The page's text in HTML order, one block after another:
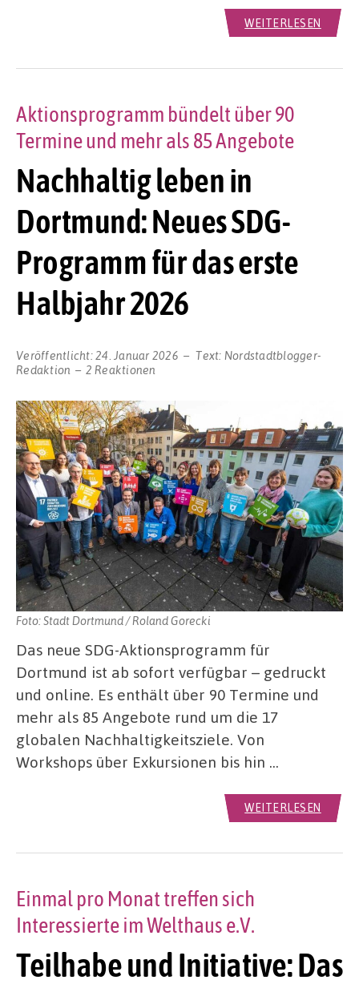
WEITERLESEN
Nachhaltig leben in
Dortmund: Neues SDG-
Programm für das erste
Halbjahr 2026
Aktionsprogramm bündelt über 90
Termine und mehr als 85 Angebote
Veröffentlicht:24. Januar 2026 Text: Nordstadtblogger-
Redaktion
2 Reaktionen
Foto: Stadt Dortmund / Roland Gorecki
Das neue SDG-Aktionsprogramm für
Dortmund ist ab sofort verfügbar – gedruckt
und online. Es enthält über 90 Termine und
mehr als 85 Angebote rund um die 17
globalen Nachhaltigkeitsziele. Von
Workshops über Exkursionen bis hin …
WEITERLESEN
Teilhabe und Initiative: Das
Einmal pro Monat treffen sich
Interessierte im Welthaus e.V.